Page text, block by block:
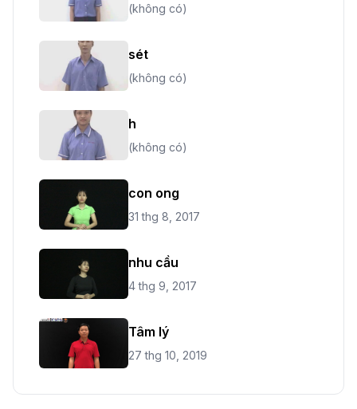
(không có)
sét
(không có)
h
(không có)
con ong
31 thg 8, 2017
nhu cầu
4 thg 9, 2017
Tâm lý
27 thg 10, 2019